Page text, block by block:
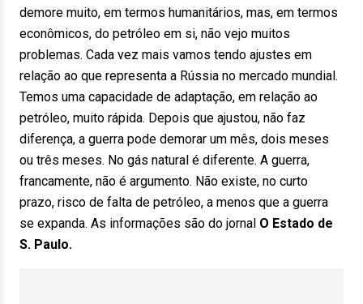
demore muito, em termos humanitários, mas, em termos
econômicos, do petróleo em si, não vejo muitos
problemas. Cada vez mais vamos tendo ajustes em
relação ao que representa a Rússia no mercado mundial.
Temos uma capacidade de adaptação, em relação ao
petróleo, muito rápida. Depois que ajustou, não faz
diferença, a guerra pode demorar um mês, dois meses
ou três meses. No gás natural é diferente. A guerra,
francamente, não é argumento. Não existe, no curto
prazo, risco de falta de petróleo, a menos que a guerra
se expanda. As informações são do jornal O Estado de
S. Paulo.